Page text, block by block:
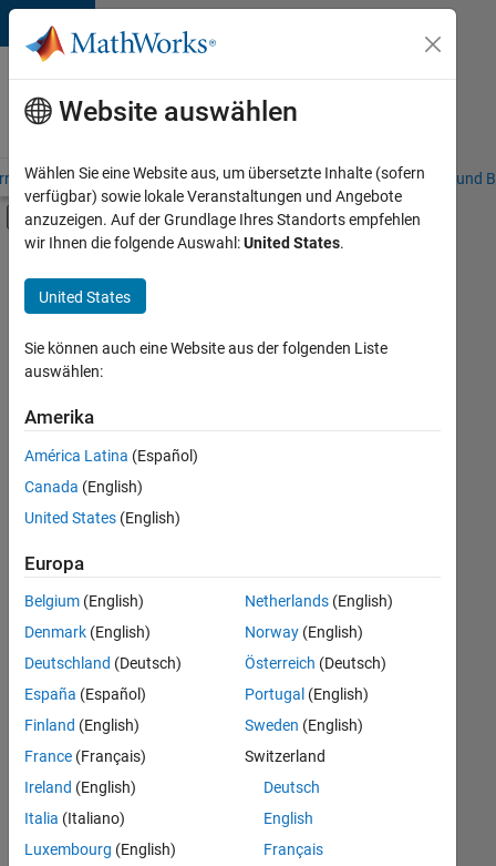
Weiter zum Inhalt
Karriere
bei
MathWorks
– Übersicht Stellensuche Niederlassungen Studierende und
Umschaltung für Off-Canvas-
Hauptinhalt
Customer Support
Marketing Communications
+1
Derzeit
es
keine
offenen
Stellen,
Ihren
Suchkriterien
entsprechen.
können
die
Suchkriterien
weiter
fassen
oder
alle
Stellenangebote
anzeigen .
Website auswählen
Wählen Sie eine Website aus, um übersetzte Inhalte (sofern
verfügbar) sowie lokale Veranstaltungen und Angebote
anzuzeigen. Auf der Grundlage Ihres Standorts empfehlen
wir Ihnen die folgende Auswahl:United States.
United States
Sie können auch eine Website aus der folgenden Liste
auswählen:
Amerika
América Latina (Español)
Canada (English)
United States (English)
Europa
Belgium (English)
Denmark (English)
Deutschland (Deutsch)
España (Español)
Finland (English)
France (Français)
Ireland (English)
Italia (Italiano)
Luxembourg (English)
Netherlands(English)
Norway(English)
Österreich (Deutsch)
Portugal (English)
Sweden (English)
Switzerland
Deutsch
English
Français